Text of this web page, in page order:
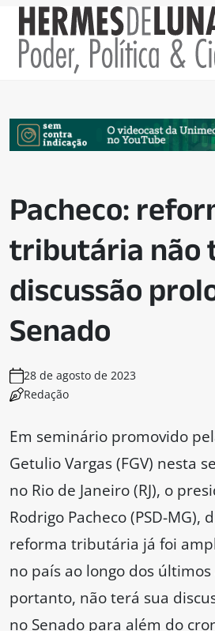
Pacheco:
tributária não
discussão
Senado
28 de agosto de 2023
Redação
Em seminário promovido
Getulio Vargas (FGV) nesta
no Rio de Janeiro (RJ), o
Rodrigo Pacheco (PSD-MG),
reforma tributária já foi
no país ao longo dos
portanto, não terá sua
no Senado para além do